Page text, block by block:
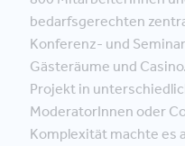
bedarfsgerechten
Konferenz- und
Gästeräume und
Projekt in
ModeratorInnen oder
Komplexität machte es